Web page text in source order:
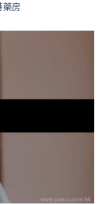
藥房